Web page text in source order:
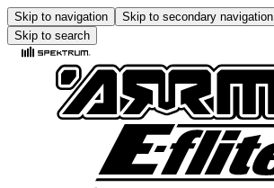
Skip to navigation Skip to secondary navigation
Skip to search